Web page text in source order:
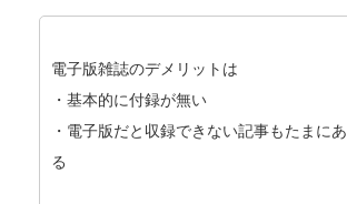
電子版雑誌のデメリットは
・基本的に付録が無い
・電子版だと収録できない記事もたまにあ
る